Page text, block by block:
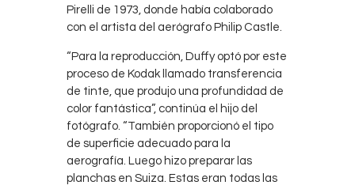
Pirelli de 1973, donde había colaborado
con el artista del aerógrafo Philip Castle.
“Para la reproducción, Duffy optó por este
proceso de Kodak llamado transferencia
de tinte, que produjo una profundidad de
color fantástica”, continúa el hijo del
fotógrafo. “También proporcionó el tipo
de superficie adecuado para la
aerografía. Luego hizo preparar las
planchas en Suiza. Estas eran todas las